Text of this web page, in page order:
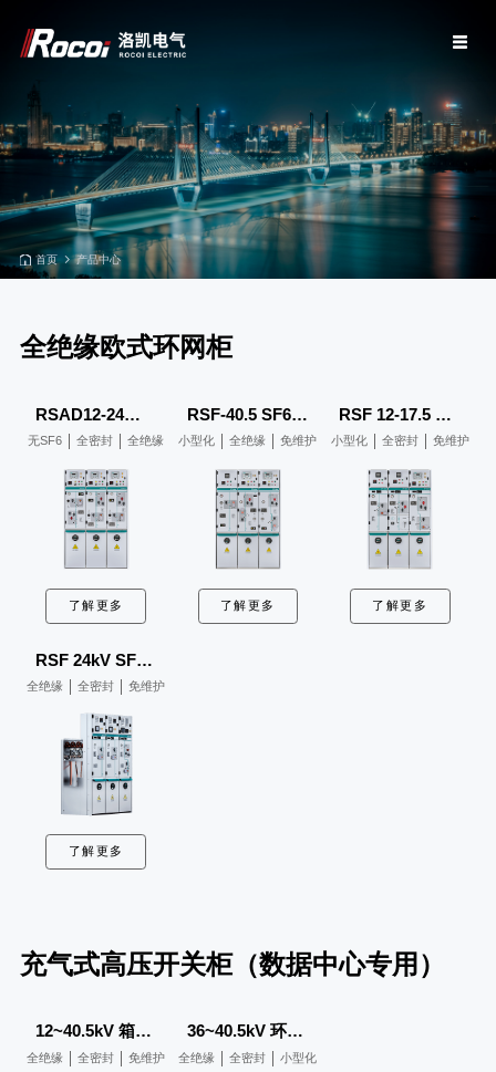
首页 产品中心
全绝缘欧式环网柜
RSAD12-24环保气体绝缘环网柜
无SF6 全密封 全绝缘
了解更多
RSF-40.5 SF6气体绝缘环网柜
小型化 全绝缘 免维护
了解更多
RSF 12-17.5 SF6气体绝缘环网柜
小型化 全密封 免维护
了解更多
RSF 24kV SF6气体绝缘25kA环网柜
全绝缘 全密封 免维护
了解更多
充气式高压开关柜（数据中心专用）
12~40.5kV 箱式高压充气柜
全绝缘 全密封 免维护
36~40.5kV 环保气体罐式高压充气柜
全绝缘 全密封 小型化